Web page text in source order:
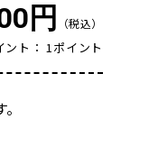
円 （税込）
ント： 1ポイント